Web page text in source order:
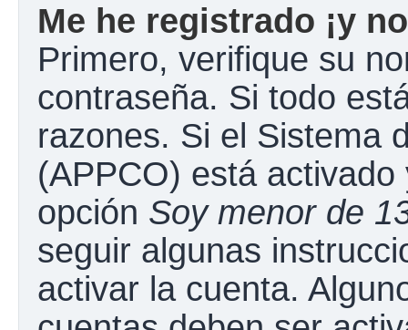
Me he registrado ¡y
Primero, verifique su
contraseña. Si todo
razones. Si el Sistema
(APPCO) está
opción Soy menor de
seguir algunas
activar la cuenta.